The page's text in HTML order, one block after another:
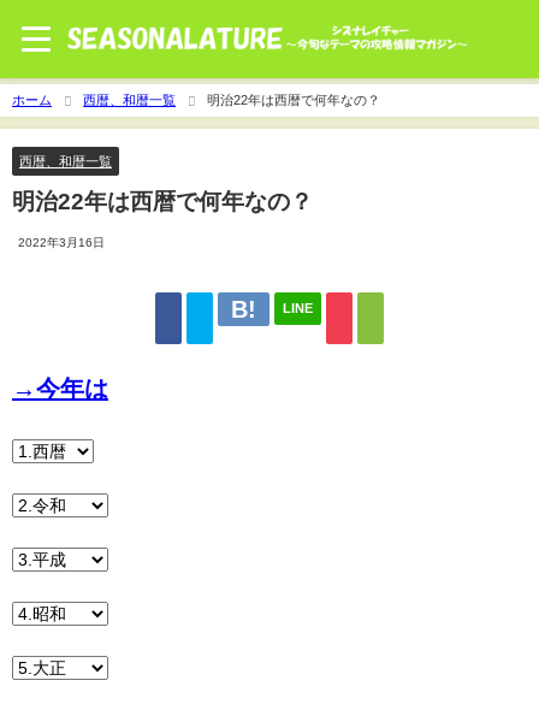
ホーム 西暦、和暦一覧 明治22年は西暦で何年なの？
西暦、和暦一覧
明治22年は西暦で何年なの？
2022年3月16日
LINE
→今年は